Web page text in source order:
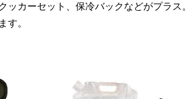
ッカーセット、保冷バックなどがプラ
す。